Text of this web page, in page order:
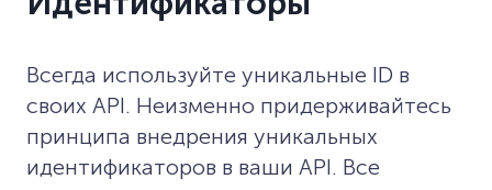
Всегда используйте уникальные ID в
своих API. Неизменно придерживайтесь
принципа внедрения уникальных
идентификаторов в ваши API. Все